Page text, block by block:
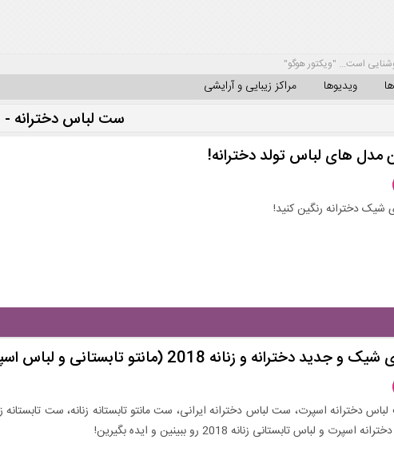
است... "ویکتور هوگو"
ویدیوها مراکز زیبایی و آرایشی
ست لباس دخترانه -
شیک دخترانه رنگین کنید!
و زنانه 2018 (مانتو تابستانی و لباس اسپرت)
دخترانه اسپرت، ست لباس دخترانه ایرانی، ست مانتو تابستانه زنانه، ست تابستانه
لباس تابستانی زنانه 2018 رو ببینین و ایده بگیرین!